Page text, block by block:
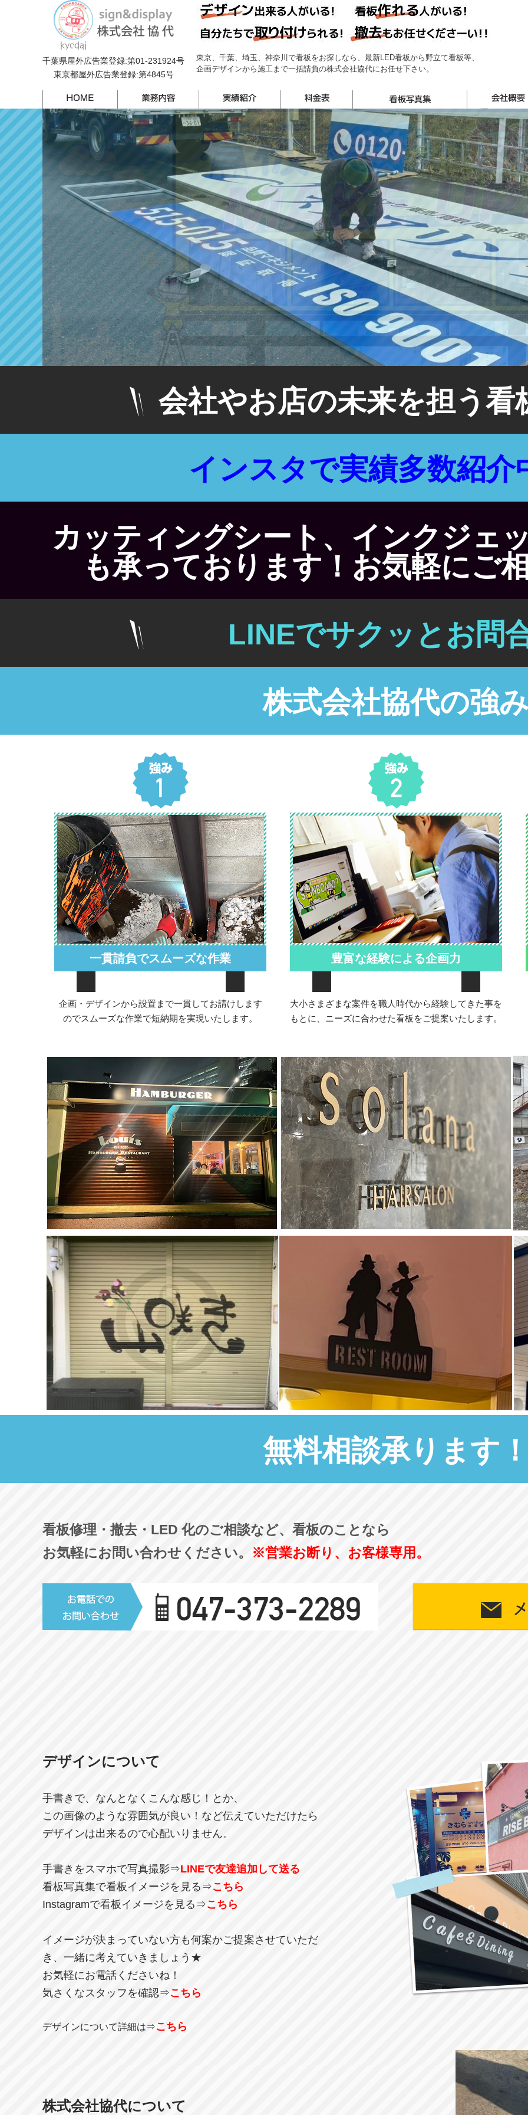
千葉県屋外広告業登録:第01-231924号
東京都屋外広告業登録:第4845号
東京、千葉、埼玉、神奈川で看板をお探しなら、最新LED看板から野立て看板等、
企画デザインから施工まで一括請負の株式会社協代にお任せ下さい。
会社やお店の未来を担う看
インスタで実績多数紹介
カッティングシート、インクジェ
も承っております！お気軽にご
LINEでサクッとお問
株式会社協代の強
一貫請負でスムーズな作業 豊富な経験による企画力
企画・デザインから設置まで一貫してお請けします
のでスムーズな作業で短納期を実現いたします。
大小さまざまな案件を職人時代から経験してきた事を
もとに、ニーズに合わせた看板をご提案いたします。
無料相談承ります
看板修理・撤去・LED 化のご相談など、看板のことなら
お気軽にお問い合わせください。
※営業お断り、お客様専用。
デザインについて
手書きで、なんとなくこんな感じ！とか、
この画像のような雰囲気が良い！など伝えていただけたら
デザインは出来るので心配いりません。
手書きをスマホで写真撮影⇒LINEで友達追加して送る
看板写真集で看板イメージを見る⇒こちら
Instagramで看板イメージを見る⇒こちら
イメージが決まっていない方も何案かご提案させていただ
き、一緒に考えていきましょう★
お気軽にお電話くださいね！
気さくなスタッフを確認⇒こちら
デザインについて詳細は⇒こちら
株式会社協代について